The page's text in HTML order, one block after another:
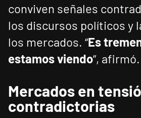
conviven señales
los discursos políticos y
los mercados. “Es
estamos viendo”, afirmó.
Mercados en
contradictorias